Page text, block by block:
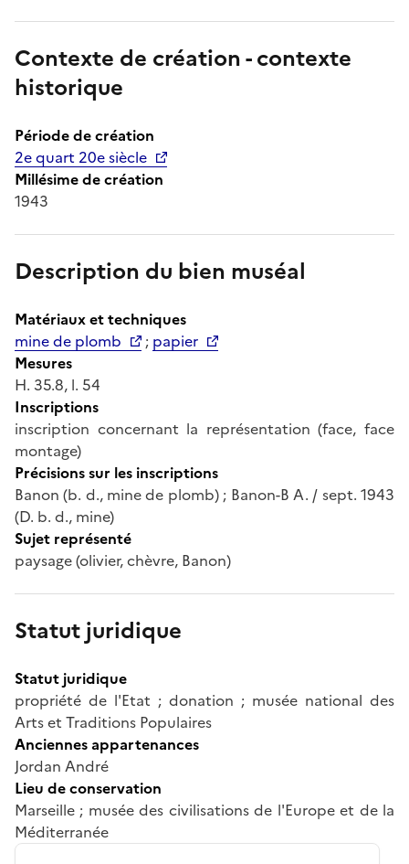
Contexte de création - contexte
historique
Période de création
2e quart 20e siècle
Millésime de création
1943
Description du bien muséal
Matériaux et techniques
mine de plomb
; papier
Mesures
H. 35.8, l. 54
Inscriptions
inscription concernant la représentation (face, face
montage)
Précisions sur les inscriptions
Banon (b. d., mine de plomb) ; Banon-B A. / sept. 1943
(D. b. d., mine)
Sujet représenté
paysage (olivier, chèvre, Banon)
Statut juridique
Statut juridique
propriété de l'Etat ; donation ; musée national des
Arts et Traditions Populaires
Anciennes appartenances
Jordan André
Lieu de conservation
Marseille ; musée des civilisations de l'Europe et de la
Méditerranée